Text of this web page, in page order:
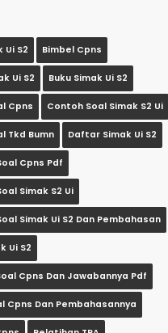
Ui S2 Bimbel Cpns
Ui S2 Buku Simak Ui S2
Cpns Contoh Soal Simak S2 Ui
Tkd Bumn Daftar Simak Ui S2
Cpns Pdf
Simak S2 Ui
Simak Ui S2 Dan Pembahasan
Ui S2
Cpns Dan Jawabannya Pdf
Cpns Dan Pembahasannya